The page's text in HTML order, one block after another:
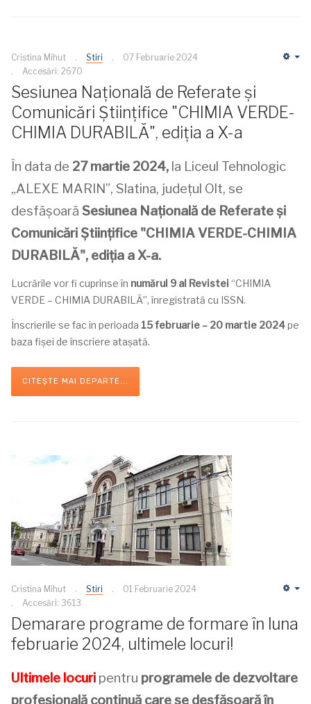
Cristina Mihut Stiri
07 Februarie 2024
Accesări: 2670
Sesiunea Naţională de Referate şi
Comunicări Știinţifice "CHIMIA VERDE-
CHIMIA DURABILĂ", ediţia a X-a
În data de 27 martie 2024, la Liceul Tehnologic
„ALEXE MARIN”, Slatina, judeţul Olt, se
desfăşoară Sesiunea Naţională de Referate şi
Comunicări Știinţifice "CHIMIA VERDE-CHIMIA
DURABILĂ", ediţia a X-a.
Lucrările vor fi cuprinse în numărul 9 al Revistei “CHIMIA
VERDE – CHIMIA DURABILĂ”, înregistrată cu ISSN.
Înscrierile se fac în perioada 15 februarie – 20 martie 2024pe
baza fişei de înscriere ataşată.
CITEȘTE MAI DEPARTE...
Cristina Mihut Stiri
01 Februarie 2024
Accesări: 3613
Demarare programe de formare în luna
februarie 2024, ultimele locuri!
Ultimele locuri pentru programele de dezvoltare
profesională continuă care se desfășoară în